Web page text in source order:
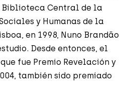
Central de la
y Humanas de la
en 1998, Nuno Brandão
Desde entonces, el
fue Premio Revelación y
también sido premiado